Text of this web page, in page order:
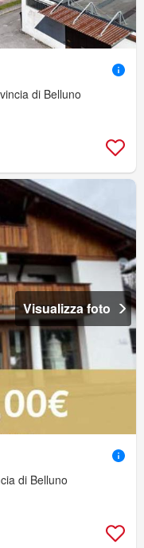
di Belluno
Visualizza foto
di Belluno